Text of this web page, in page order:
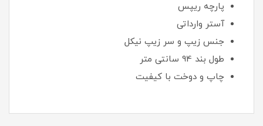
پارچه ریپس
آستر وارداتی
جنس زیپ و سر زیپ نیکل
طول بند 94 سانتی متر
چاپ و دوخت با کیفیت